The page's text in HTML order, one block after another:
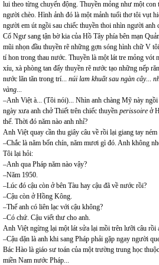
lui theo từng chuyển động. Thuyền mỏng như một
người chèo. Hình ảnh đó là một mảnh tuổi thơ tôi vụt
người em út ngồi sau chiếc thuyền thoi nhìn người
Cổ Ngư sang tận bờ kia của Hồ Tây phía bên mạn
mũi nhọn đầu thuyền rẽ những gợn sóng hình chữ V
tí hon trong thau nước. Thuyền là một lát tre mỏng vót
xíu, xà phòng tan đẩy thuyền rẽ nước tạo những nếp
nước lăn tăn trong trí... núi lam khuất sau ngàn cây...
vàng...
–Anh Việt à... (Tôi nói)... Nhìn anh chàng Mỹ này
ngày xưa anh chở Thiết trên chiếc thuyền perissoire ở
thế. Thời đó năm nào anh nhỉ?
Anh Việt quay cần thu giây câu về rồi lại giang tay ném
–Chắc là năm bốn chín, năm mươi gì đó. Anh không
Tôi lại hỏi:
–Anh qua Pháp năm nào vậy?
–Năm 1950.
–Lúc đó cậu còn ở bên Tàu hay cậu đã về nước rồi?
–Cậu còn ở Hồng Kông.
–Thế anh có liên lạc với cậu không?
–Có chứ. Cậu viết thư cho anh.
Anh Việt ngừng lại một lát sửa lại mồi trên lưỡi câu rồi
–Cậu dặn là anh khi sang Pháp phải gặp ngay người
Bác Hào là giáo sư toán của một trường trung học
miền Nam nước Pháp...